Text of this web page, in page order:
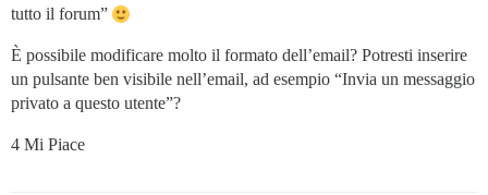
tutto il forum”
È possibile modificare molto il formato dell’email? Potresti inserire
un pulsante ben visibile nell’email, ad esempio “Invia un messaggio
privato a questo utente”?
4 Mi Piace